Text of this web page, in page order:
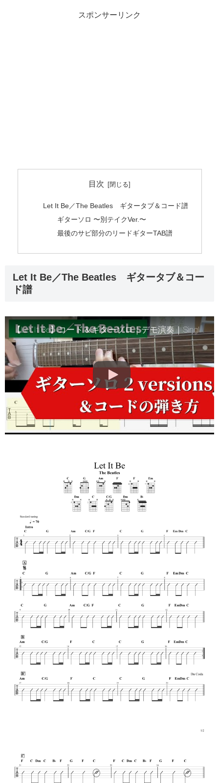
スポンサーリンク
目次
Let It Be／The Beatles ギタータブ＆コード譜
ギターソロ 〜別テイクVer.〜
最後のサビ部分のリードギターTAB譜
Let It Be／The Beatles ギタータブ＆コー
ド譜
【Let It Be】コード＆ギターソロ｜デモ演奏｜Single & Album Versions｜エンディング部分のソロもあり【TAB譜＆スロー演奏】